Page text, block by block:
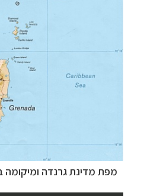
מפת מדינת גרנדה ומיקומה